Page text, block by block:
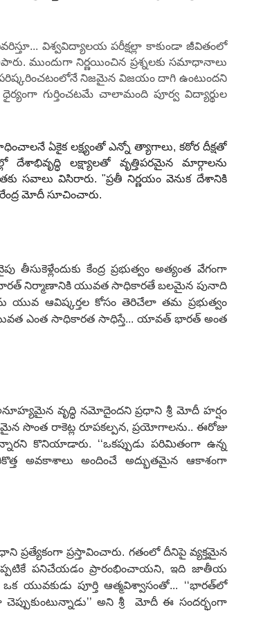
విశ్వవిద్యాలయ పరీక్షల్లా కాకుండా జీవితంలో
ముందుగా నిర్ణయించిన ప్రశ్నలకు సమాధానాలు
పరిష్కరించటంలోనే నిజమైన విజయం దాగి ఉంటుందని
ధైర్యంగా గుర్తించటమే చాలామంది పూర్వ విద్యార్థుల
ఏకైక లక్ష్యంతో ఎన్నో త్యాగాలు, కఠోర దీక్షతో
లక్ష్యాలతో వృత్తిపరమైన మార్గాలను
సవాలు విసిరారు. "ప్రతీ నిర్ణయం వెనుక దేశానికి
మోదీ సూచించారు.
కేంద్ర ప్రభుత్వం అత్యంత వేగంగా
భారత్ నిర్మాణానికి యువత సాధికారతే బలమైన పునాది
యువ ఆవిష్కర్తల కోసం తెరిచేలా తమ ప్రభుత్వం
ఎంత సాధికారత సాధిస్తే... యావత్ భారత్‌ అంత
వృద్ధి నమోదైందని ప్రధాని శ్రీ మోదీ హర్షం
సొంత రాకెట్ల రూపకల్పన, ప్రయోగాలను.. ఈరోజు
కొనియాడారు. ‘‘ఒకప్పుడు పరిమితంగా ఉన్న
అవకాశాలు అందించే అద్భుతమైన ఆకాశంగా
ప్రత్యేకంగా ప్రస్తావించారు. గతంలో దీనిపై వ్యక్తమైన
పనిచేయడం ప్రారంభించాయని, ఇది జాతీయ
యువకుడు పూర్తి ఆత్మవిశ్వాసంతో... ‘‘భారత్‌లో
’’అని శ్రీ
మోదీ ఈ సందర్భంగా